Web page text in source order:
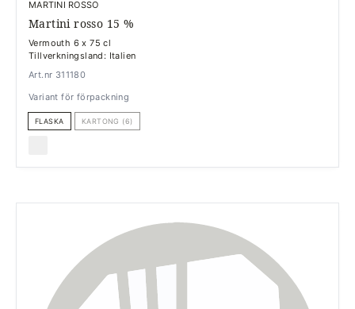
MARTINI ROSSO
Martini rosso 15 %
Vermouth 6 x 75 cl
Tillverkningsland: Italien
Art.nr 311180
Variant för förpackning
FLASKA KARTONG (6)